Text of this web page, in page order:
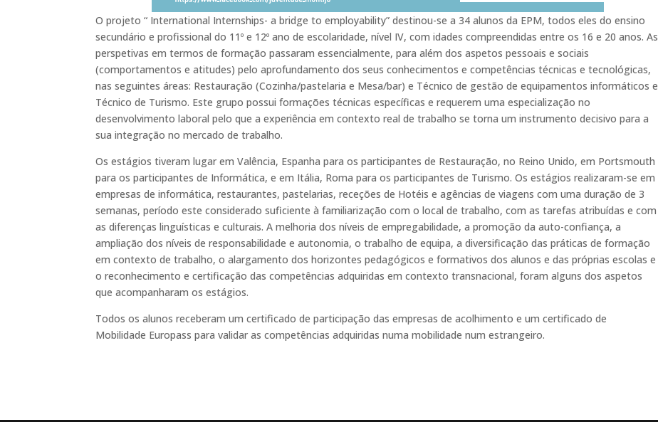
O projeto “ International Internships- a bridge to employability” destinou-se a 34 alunos da EPM, todos eles do ensino
secundário e profissional do 11º e 12º ano de escolaridade, nível IV, com idades compreendidas entre os 16 e 20 anos. As
perspetivas em termos de formação passaram essencialmente, para além dos aspetos pessoais e sociais
(comportamentos e atitudes) pelo aprofundamento dos seus conhecimentos e competências técnicas e tecnológicas,
nas seguintes áreas: Restauração (Cozinha/pastelaria e Mesa/bar) e Técnico de gestão de equipamentos informáticos e
Técnico de Turismo. Este grupo possui formações técnicas específicas e requerem uma especialização no
desenvolvimento laboral pelo que a experiência em contexto real de trabalho se torna um instrumento decisivo para a
sua integração no mercado de trabalho.
Os estágios tiveram lugar em Valência, Espanha para os participantes de Restauração, no Reino Unido, em Portsmouth
para os participantes de Informática, e em Itália, Roma para os participantes de Turismo. Os estágios realizaram-se em
empresas de informática, restaurantes, pastelarias, receções de Hotéis e agências de viagens com uma duração de 3
semanas, período este considerado suficiente à familiarização com o local de trabalho, com as tarefas atribuídas e com
as diferenças linguísticas e culturais. A melhoria dos níveis de empregabilidade, a promoção da auto-confiança, a
ampliação dos níveis de responsabilidade e autonomia, o trabalho de equipa, a diversificação das práticas de formação
em contexto de trabalho, o alargamento dos horizontes pedagógicos e formativos dos alunos e das próprias escolas e
o reconhecimento e certificação das competências adquiridas em contexto transnacional, foram alguns dos aspetos
que acompanharam os estágios.
Todos os alunos receberam um certificado de participação das empresas de acolhimento e um certificado de
Mobilidade Europass para validar as competências adquiridas numa mobilidade num estrangeiro.